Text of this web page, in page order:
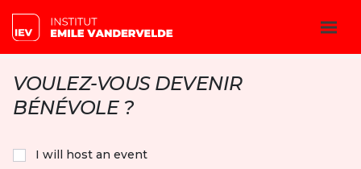
BECOME A VOLUNTEER
VOULEZ-VOUS DEVENIR
BÉNÉVOLE ?
I will host an event